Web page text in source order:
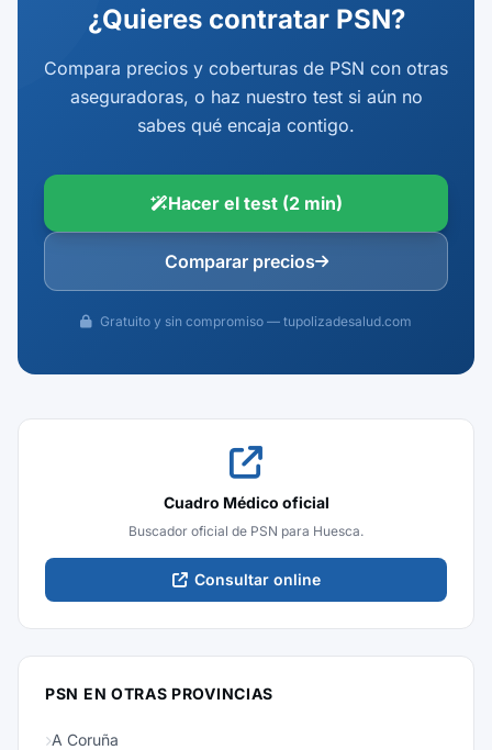
¿Quieres contratar PSN?
Compara precios y coberturas de PSN con otras
aseguradoras, o haz nuestro test si aún no
sabes qué encaja contigo.
Hacer el test (2 min)
Comparar precios
Gratuito y sin compromiso — tupolizadesalud.com
Cuadro Médico oficial
Buscador oficial de PSN para Huesca.
Consultar online
PSN EN OTRAS PROVINCIAS
A Coruña